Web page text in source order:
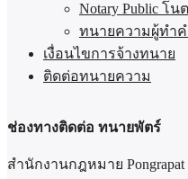
Notary Public โ
ทนายความผู้ทำค
เงื่อนไขการจ้างทนาย
ติดต่อทนายความ
ช่องทางติดต่อ ทนายพัตร์
สำนักงานกฎหมาย Pongrapat